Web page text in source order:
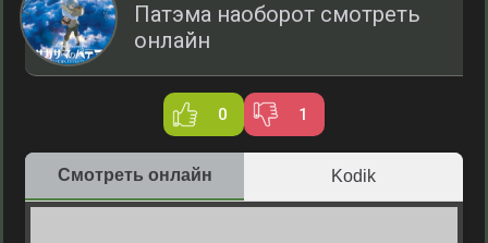
Патэма наоборот смотреть
онлайн
0 1
Смотреть онлайн Kodik